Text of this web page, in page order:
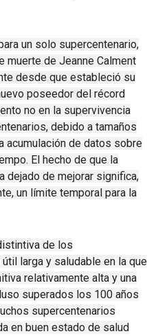
un solo supercentenario,
muerte de Jeanne Calment
desde que estableció su
poseedor del récord
no en la supervivencia
debido a tamaños
acumulación de datos sobre
El hecho de que la
dejado de mejorar significa,
un límite temporal para la
de los
larga y saludable en la que
relativamente alta y una
superados los 100 años
supercentenarios
en buen estado de salud